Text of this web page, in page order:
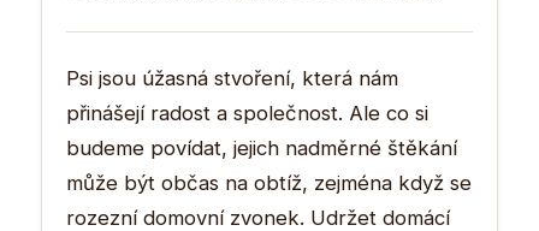
Psi jsou úžasná stvoření, která nám
přinášejí radost a společnost. Ale co si
budeme povídat, jejich nadměrné štěkání
může být občas na obtíž, zejména když se
rozezní domovní zvonek. Udržet domácí